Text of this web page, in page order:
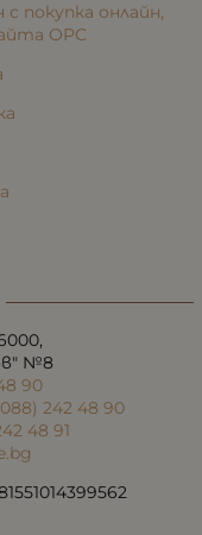
покупка онлайн,
ОРС
№8
90
242 48 90
48 91